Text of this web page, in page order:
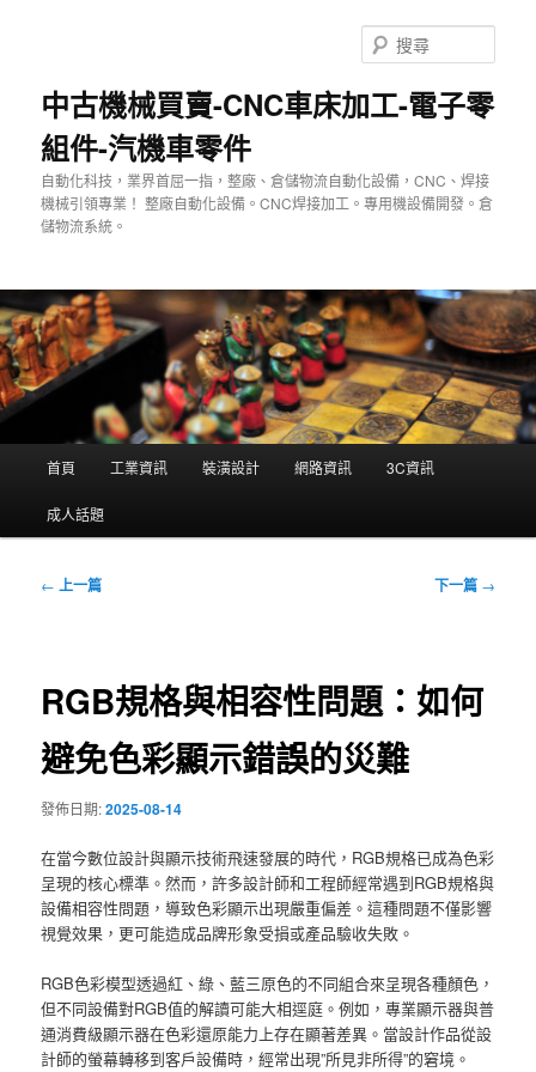
中古機械買賣-CNC車床加工-電子零
組件-汽機車零件
自動化科技，業界首屈一指，整廠、倉儲物流自動化設備，CNC、焊接
機械引領專業！ 整廠自動化設備。CNC焊接加工。專用機設備開發。倉
儲物流系統。
尋
單
首頁 工業資訊 裝潢設計 網路資訊 3C資訊
成人話題
文
← 上一篇 下一篇 →
RGB規格與相容性問題：如何
避免色彩顯示錯誤的災難
發佈日期:2025-08-14
在當今數位設計與顯示技術飛速發展的時代，RGB規格已成為色彩
呈現的核心標準。然而，許多設計師和工程師經常遇到RGB規格與
設備相容性問題，導致色彩顯示出現嚴重偏差。這種問題不僅影響
視覺效果，更可能造成品牌形象受損或產品驗收失敗。
RGB色彩模型透過紅、綠、藍三原色的不同組合來呈現各種顏色，
但不同設備對RGB值的解讀可能大相逕庭。例如，專業顯示器與普
通消費級顯示器在色彩還原能力上存在顯著差異。當設計作品從設
計師的螢幕轉移到客戶設備時，經常出現”所見非所得”的窘境。